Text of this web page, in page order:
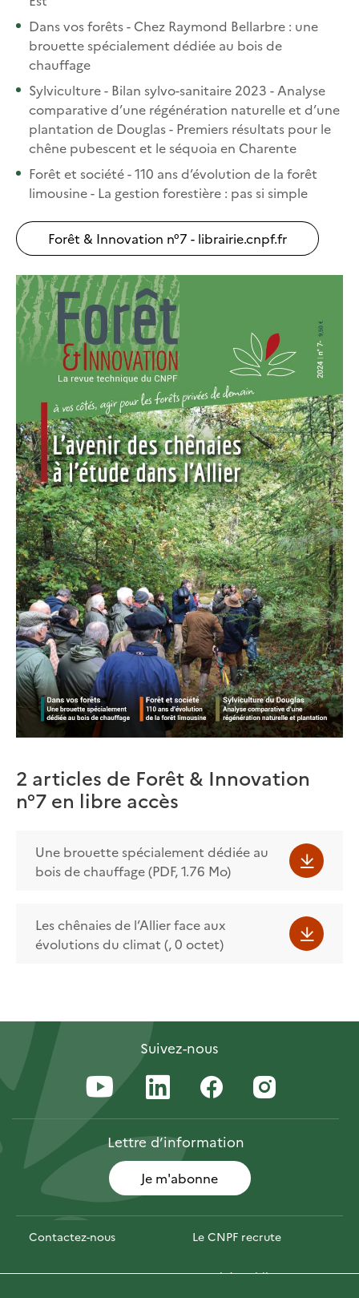
Dans vos forêts - Chez Raymond Bellarbre : une
brouette spécialement dédiée au bois de
chauffage
Sylviculture - Bilan sylvo-sanitaire 2023 - Analyse
comparative d’une régénération naturelle et d’une
plantation de Douglas - Premiers résultats pour le
chêne pubescent et le séquoia en Charente
Forêt et société - 110 ans d’évolution de la forêt
limousine - La gestion forestière : pas si simple
Forêt & Innovation n°7 - librairie.cnpf.fr
2 articles de Forêt & Innovation
n°7 en libre accès
Une brouette spécialement dédiée au
bois de chauffage (PDF, 1.76 Mo)
Les chênaies de l’Allier face aux
évolutions du climat (, 0 octet)
Suivez-nous
Lettred’information
Je m'abonne
Contactez-nous Le CNPF recrute
Espace presse Marchés publics